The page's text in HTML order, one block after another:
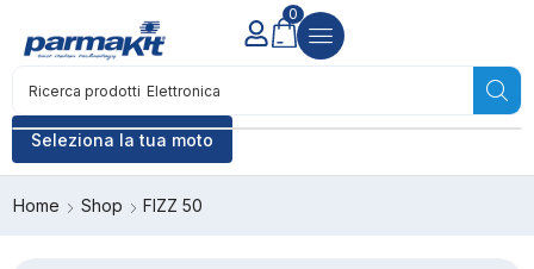
Seleziona la tua moto
Ricerca prodotti Accensione
0
Home Shop FIZZ 50